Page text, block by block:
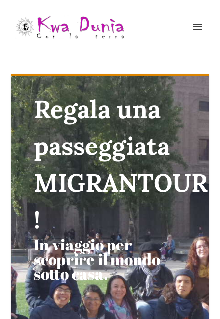
Regala una
passeggiata
MIGRANTOUR
!
In viaggio per
scoprire il mondo
sotto casa.